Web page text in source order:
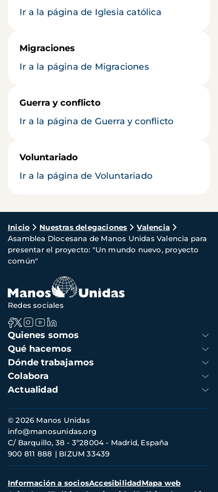
Ir a la página de Iglesia católica
Migraciones
Ir a la página de Migraciones
Guerra y conflicto
Ir a la página de Guerra y conflicto
Voluntariado
Ir a la página de Voluntariado
Ruta
de
navegación
Inicio Nuestras delegaciones
Valencia
Asamblea Diocesana de Manos Unidas Valencia para
presentar el proyecto: "Un mundo nuevo, proyecto
común"
Navegación
principal
Quienes somos
Qué hacemos
Dónde trabajamos
Colabora
Actualidad
Redes sociales
Información
de
contacto
© 2026 Manos Unidas
C/ Barquillo, 38 - 3º28004 - Madrid, España
900 811 888
BIZUM 33439
info@manosunidas.org
Menú
Información a sociosAccesibilidadMapa web